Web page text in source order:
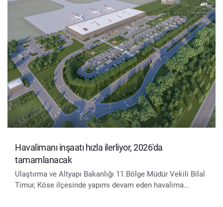
Havalimanı inşaatı hızla ilerliyor, 2026'da
tamamlanacak
Ulaştırma ve Altyapı Bakanlığı 11.Bölge Müdür Vekili Bilal
Timur, Köse ilçesinde yapımı devam eden havalima...